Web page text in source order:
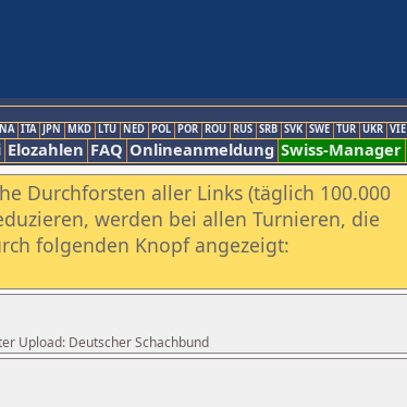
ITA JPN MKD LTU NED POL POR ROU RUS SRB SVK SWE TUR UKR VIE
Elozahlen FAQ Onlineanmeldung Swiss-Manager
Durchforsten aller Links (täglich 100.000
werden bei allen Turnieren, die
folgenden Knopf angezeigt:
Upload: Deutscher Schachbund